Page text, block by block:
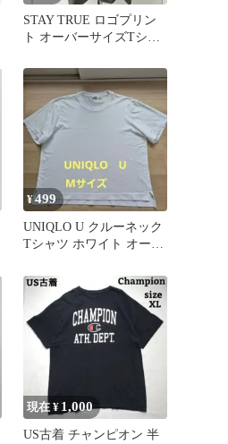
STAY TRUE ロゴプリン
ト オーバーサイズTシャ
¥499
UNIQLO U クルーネック
Tシャツ ホワイト オーバ
現在 ¥ 1,000
US古着 チャンピオン 半